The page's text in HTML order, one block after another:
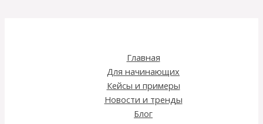
Главная
Для начинающих
Кейсы и примеры
Новости и тренды
Блог